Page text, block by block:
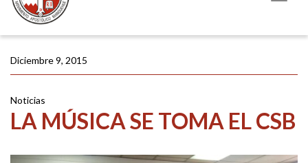
Diciembre 9, 2015
Noticias
LA MÚSICA SE TOMA EL CSB